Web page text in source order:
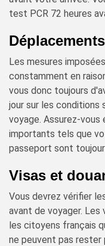
test PCR 72 heures
Les mesures
constamment en
vous donc toujours
jour sur les conditions
voyage. Assurez-
importants tels que
passeport sont
Visas et
Vous devrez vérifier
avant de voyager. Les
les citoyens français
ne peuvent pas rester